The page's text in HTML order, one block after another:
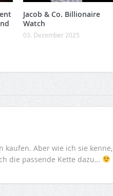
Jacob & Co. Billionaire
Watch
03. Dezember 2025
kaufen. Aber wie ich sie kenne,
die passende Kette dazu…